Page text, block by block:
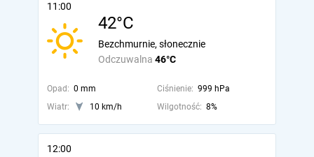
11:00
42°C
Odczuwalna 46°C
Bezchmurnie, słonecznie
Opad: 0 mm Ciśnienie: 999 hPa
Wiatr:
10 km/h Wilgotność: 8%
12:00